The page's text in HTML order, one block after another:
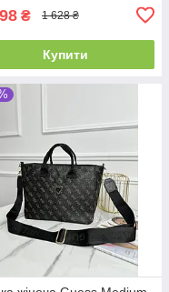
₴ 1 628 ₴
Купити